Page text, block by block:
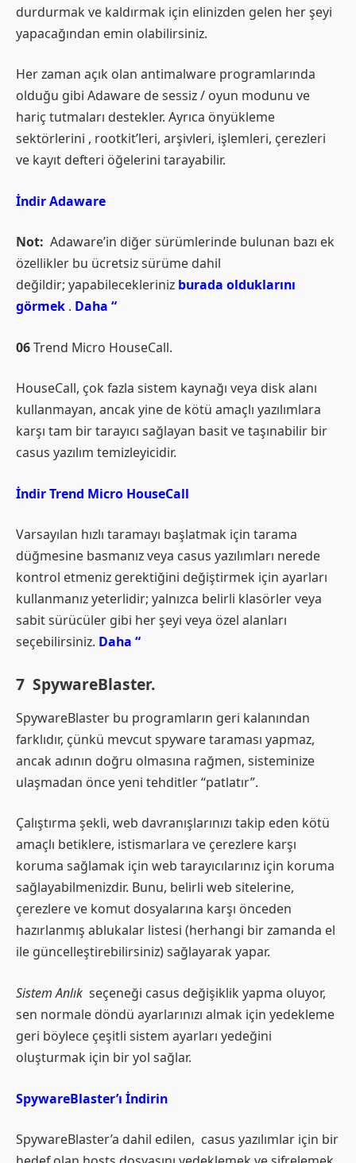
durdurmak ve kaldırmak için elinizden gelen her şeyi
yapacağından emin olabilirsiniz.
Her zaman açık olan antimalware programlarında
olduğu gibi Adaware de sessiz / oyun modunu ve
hariç tutmaları destekler. Ayrıca önyükleme
sektörlerini , rootkit’leri, arşivleri, işlemleri, çerezleri
ve kayıt defteri öğelerini tarayabilir.
İndir Adaware
Not: Adaware’in diğer sürümlerinde bulunan bazı ek
özellikler bu ücretsiz sürüme dahil
değildir; yapabilecekleriniz burada olduklarını
görmek . Daha “
06Trend Micro HouseCall.
HouseCall, çok fazla sistem kaynağı veya disk alanı
kullanmayan, ancak yine de kötü amaçlı yazılımlara
karşı tam bir tarayıcı sağlayan basit ve taşınabilir bir
casus yazılım temizleyicidir.
İndir Trend Micro HouseCall
Varsayılan hızlı taramayı başlatmak için tarama
düğmesine basmanız veya casus yazılımları nerede
kontrol etmeniz gerektiğini değiştirmek için ayarları
kullanmanız yeterlidir; yalnızca belirli klasörler veya
sabit sürücüler gibi her şeyi veya özel alanları
seçebilirsiniz. Daha “
7 SpywareBlaster.
SpywareBlaster bu programların geri kalanından
farklıdır, çünkü mevcut spyware taraması yapmaz,
ancak adının doğru olmasına rağmen, sisteminize
ulaşmadan önce yeni tehditler “patlatır”.
Çalıştırma şekli, web davranışlarınızı takip eden kötü
amaçlı betiklere, istismarlara ve çerezlere karşı
koruma sağlamak için web tarayıcılarınız için koruma
sağlayabilmenizdir. Bunu, belirli web sitelerine,
çerezlere ve komut dosyalarına karşı önceden
hazırlanmış ablukalar listesi (herhangi bir zamanda el
ile güncelleştirebilirsiniz) sağlayarak yapar.
Sistem Anlık seçeneği casus değişiklik yapma oluyor,
sen normale döndü ayarlarınızı almak için yedekleme
geri böylece çeşitli sistem ayarları yedeğini
oluşturmak için bir yol sağlar.
SpywareBlaster’ı İndirin
SpywareBlaster’a dahil edilen, casus yazılımlar için bir